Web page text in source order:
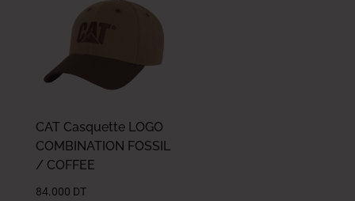
CAT Casquette LOGO
COMBINATION FOSSIL
/ COFFEE
84.000 DT